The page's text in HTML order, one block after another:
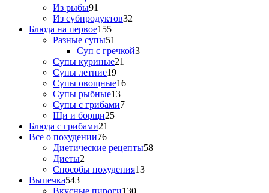
Из рыбы91
Из субпродуктов32
Блюда на первое155
Разные супы51
Суп с гречкой3
Супы куриные21
Супы летние19
Супы овощные16
Супы рыбные13
Супы с грибами7
Щи и борщи25
Блюда с грибами21
Все о похудении76
Диетические рецепты58
Диеты2
Способы похудения13
Выпечка543